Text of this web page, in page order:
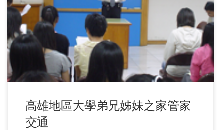
高屏地區大學弟兄姊妹之家的管家們聚在一起，共享午茶點
心，彼此敞開交通，在事奉交通、禱告前有一個很好的 […]
高雄地區大學弟兄姊妹之家管家
交通